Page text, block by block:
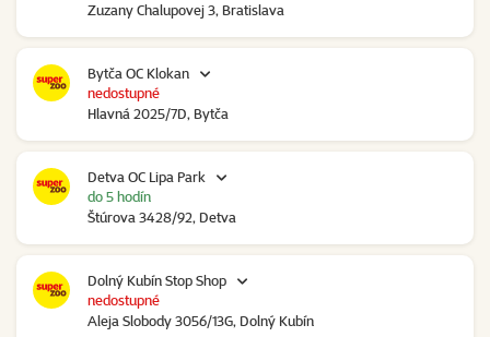
Zuzany Chalupovej 3, Bratislava
Bytča OC Klokan
Hlavná 2025/7D, Bytča
nedostupné
Detva OC Lipa Park
Štúrova 3428/92, Detva
do 5 hodín
Dolný Kubín Stop Shop
Aleja Slobody 3056/13G, Dolný Kubín
nedostupné